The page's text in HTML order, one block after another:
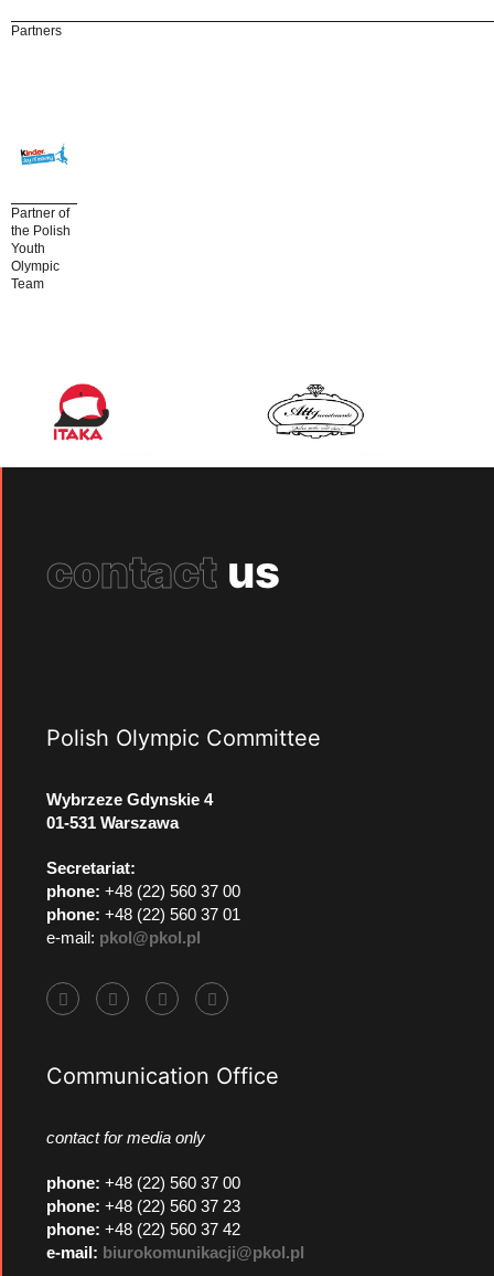
Partners
Partner of
the Polish
Youth
Olympic
Team
contact us
Polish Olympic Committee
Wybrzeze Gdynskie 4
01-531 Warszawa
Secretariat:
phone: +48 (22) 560 37 00
phone: +48 (22) 560 37 01
e-mail: pkol@pkol.pl
Communication Office
contact for media only
phone: +48 (22) 560 37 00
phone: +48 (22) 560 37 23
phone: +48 (22) 560 37 42
e-mail: biurokomunikacji@pkol.pl